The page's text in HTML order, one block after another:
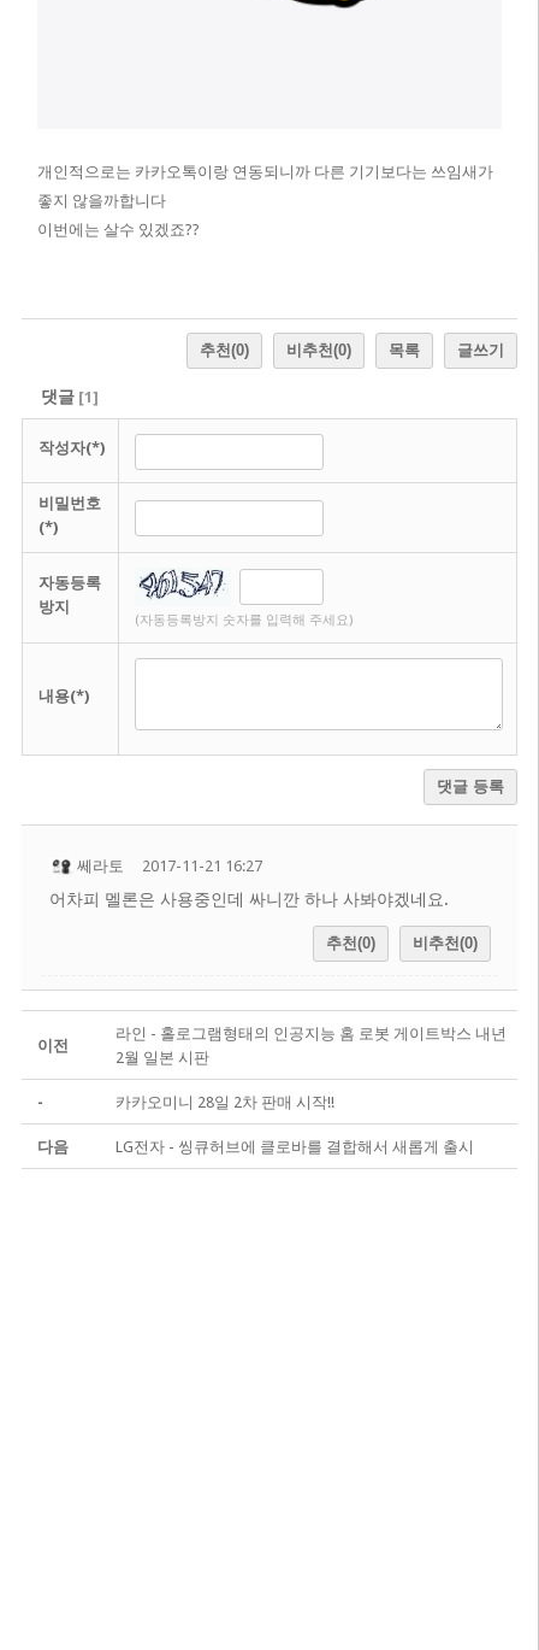
개인적으로는 카카오톡이랑 연동되니까 다른 기기보다는 쓰임새가
좋지 않을까합니다
이번에는 살수 있겠죠??
추천(0) 비추천(0) 목록 글쓰기
댓글[1]
작성자(*)
비밀번호
(*)
자동등록
방지
(자동등록방지 숫자를 입력해 주세요)
내용(*)
댓글 등록
쎄라토 2017-11-21 16:27
어차피 멜론은 사용중인데 싸니깐 하나 사봐야겠네요.
추천(0) 비추천(0)
이전
라인 - 홀로그램형태의 인공지능 홈 로봇 게이트박스 내년
2월 일본 시판
- 카카오미니 28일 2차 판매 시작!!
다음 LG전자 - 씽큐허브에 클로바를 결합해서 새롭게 출시